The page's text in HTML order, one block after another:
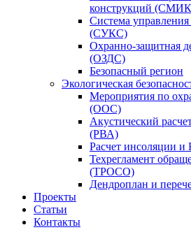
конструкций
Система
(СУКС)
Охранно-защитная
(ОЗДС)
Безопасный регион
Экологическая
Мероприятия по
(ООС)
Акустический
(РВА)
Расчет инсоляции
Техрегламент
(ТРОСО)
Дендроплан и
Проекты
Статьи
Контакты